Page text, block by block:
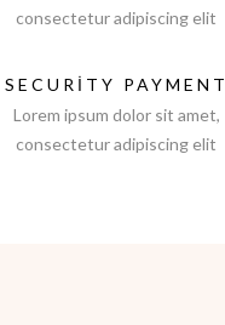
consectetur adipiscing elit
SECURITY PAYMENT
Lorem ipsum dolor sit amet,
consectetur adipiscing elit